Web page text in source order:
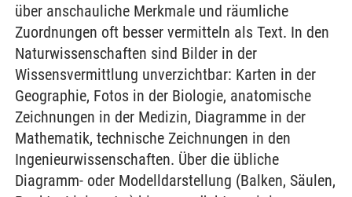
über anschauliche Merkmale und räumliche
Zuordnungen oft besser vermitteln als Text. In den
Naturwissenschaften sind Bilder in der
Wissensvermittlung unverzichtbar: Karten in der
Geographie, Fotos in der Biologie, anatomische
Zeichnungen in der Medizin, Diagramme in der
Mathematik, technische Zeichnungen in den
Ingenieurwissenschaften. Über die übliche
Diagramm- oder Modelldarstellung (Balken, Säulen,